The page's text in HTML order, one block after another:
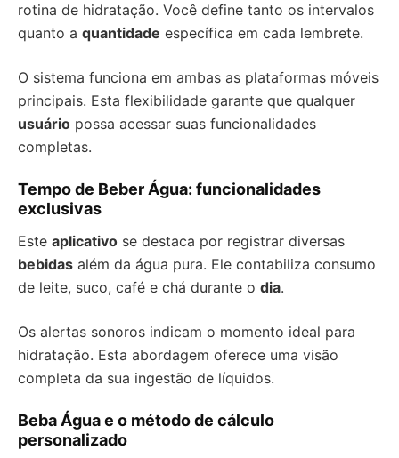
rotina de hidratação. Você define tanto os intervalos
quanto a quantidade específica em cada lembrete.
O sistema funciona em ambas as plataformas móveis
principais. Esta flexibilidade garante que qualquer
usuário possa acessar suas funcionalidades
completas.
Tempo de Beber Água: funcionalidades
exclusivas
Este aplicativo se destaca por registrar diversas
bebidas além da água pura. Ele contabiliza consumo
de leite, suco, café e chá durante o dia.
Os alertas sonoros indicam o momento ideal para
hidratação. Esta abordagem oferece uma visão
completa da sua ingestão de líquidos.
Beba Água e o método de cálculo
personalizado